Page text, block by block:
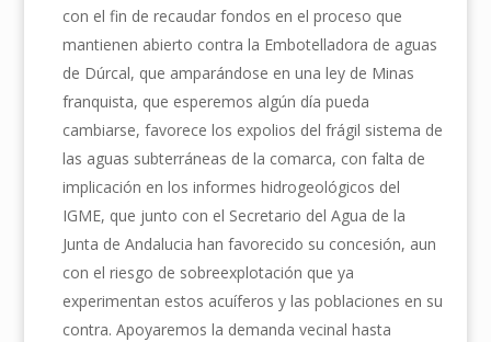
con el fin de recaudar fondos en el proceso que
mantienen abierto contra la Embotelladora de aguas
de Dúrcal, que amparándose en una ley de Minas
franquista, que esperemos algún día pueda
cambiarse, favorece los expolios del frágil sistema de
las aguas subterráneas de la comarca, con falta de
implicación en los informes hidrogeológicos del
IGME, que junto con el Secretario del Agua de la
Junta de Andalucia han favorecido su concesión, aun
con el riesgo de sobreexplotación que ya
experimentan estos acuíferos y las poblaciones en su
contra. Apoyaremos la demanda vecinal hasta